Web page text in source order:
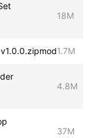
18M
1.7M
4.8M
37M